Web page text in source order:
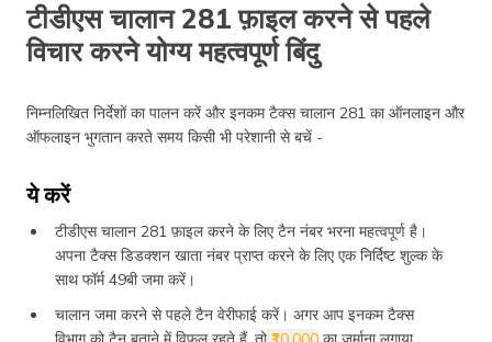
टीडीएस चालान 281 फ़ाइल करने से पहले
विचार करने योग्य महत्वपूर्ण बिंदु
निम्नलिखित निर्देशों का पालन करें और इनकम टैक्स चालान 281 का ऑनलाइन और
ऑफलाइन भुगतान करते समय किसी भी परेशानी से बचें -
ये करें
टीडीएस चालान 281 फ़ाइल करने के लिए टैन नंबर भरना महत्वपूर्ण है।
अपना टैक्स डिडक्शन खाता नंबर प्राप्त करने के लिए एक निर्दिष्ट शुल्क के
साथ फॉर्म 49बी जमा करें।
चालान जमा करने से पहले टैन वेरीफाई करें। अगर आप इनकम टैक्स